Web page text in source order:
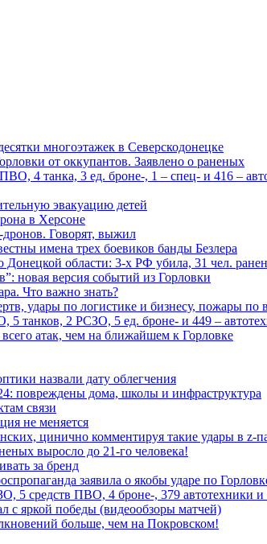
многоэтажек в Северскодонецке
от оккупантов. Заявлено о раненых
4 танка, 3 ед. броне-, 1 – спец- и 416 –
эвакуацию детей
в Херсоне
Говорят, выжил
имена трех боевиков банды Безлера
области: 3-х РФ убила, 31 чел. ранен
новая версия событий из Горловки
Что важно знать?
удары по логистике и бизнесу, пожары по
танков, 2 РСЗО, 5 ед. броне- и 449 –
атак, чем на ближайшем к Горловке
назвали дату облегчения
повреждены дома, школы и инфраструктура
связи
не меняется
цинично комментируя такие удары в z-
выросло до 21-го человека!
за бренд
заявила о якобы ударе по
5 средств ПВО, 4 броне-, 379 автотехники
с яркой победы (видеообзоры матчей)
больше, чем на Покровском!